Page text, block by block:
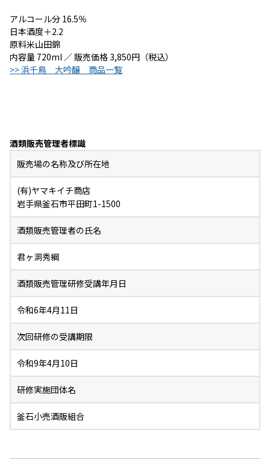
アルコール分 16.5％
日本酒度＋2.2
原料米山田錦
内容量 720ml ／ 販売価格 3,850円（税込）
>> 浜千鳥 大吟醸 商品一覧
酒類販売管理者標識
販売場の名称及び所在地
(有)ヤマキイチ商店
岩手県釜石市平田町1-1500
酒類販売管理者の氏名
君ヶ洞秀綱
酒類販売管理研修受講年月日
令和6年4月11日
次回研修の受講期限
令和9年4月10日
研修実施団体名
釜石小売酒販組合